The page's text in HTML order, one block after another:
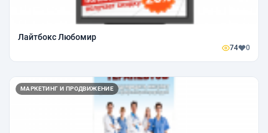
Лайтбокс Любомир
74 0
МАРКЕТИНГ И ПРОДВИЖЕНИЕ